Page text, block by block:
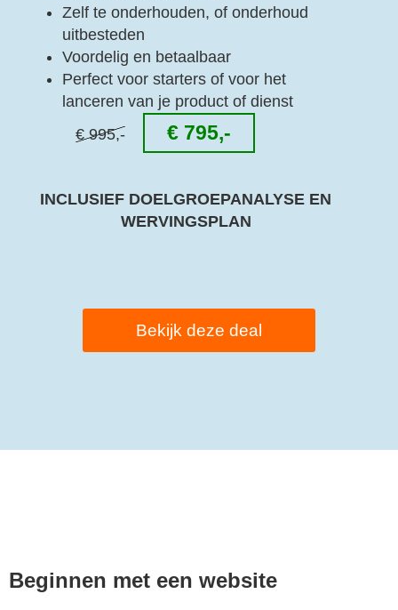
Zelf te onderhouden, of onderhoud
uitbesteden
Voordelig en betaalbaar
Perfect voor starters of voor het
lanceren van je product of dienst
€ 995,-
€ 795,-
INCLUSIEF DOELGROEPANALYSE EN
WERVINGSPLAN
Bekijk deze deal
Beginnen met een website